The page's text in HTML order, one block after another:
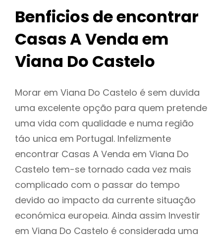
Benficios de encontrar
Casas A Venda em
Viana Do Castelo
Morar em Viana Do Castelo é sem duvida
uma excelente opção para quem pretende
uma vida com qualidade e numa região
táo unica em Portugal. Infelizmente
encontrar Casas A Venda em Viana Do
Castelo tem-se tornado cada vez mais
complicado com o passar do tempo
devido ao impacto da currente situação
económica europeia. Ainda assim Investir
em Viana Do Castelo é considerada uma